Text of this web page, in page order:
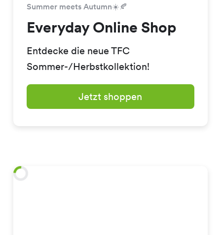
Summer meets Autumn☀️🍂
Everyday Online Shop
Entdecke die neue TFC
Sommer-/Herbstkollektion!
Jetzt shoppen